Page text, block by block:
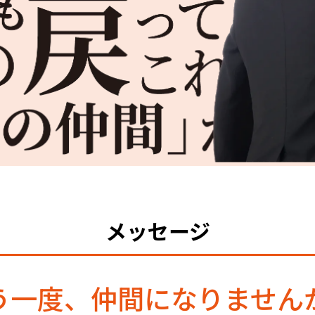
メッセージ
一度、仲間になりません